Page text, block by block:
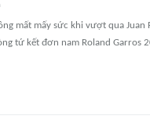
mất mấy sức khi vượt qua Juan
tứ kết đơn nam Roland Garros